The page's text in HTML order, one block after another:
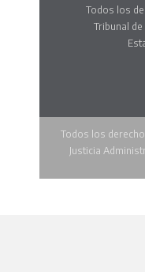
Todos los
Tribunal
Todos los
Justicia